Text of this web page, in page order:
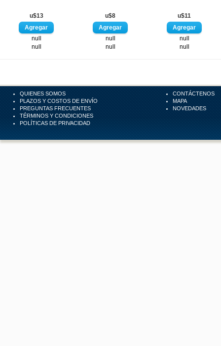
u$13
null
null
u$8
null
null
u$11
null
null
QUIENES SOMOS
PLAZOS Y COSTOS DE ENVÍO
PREGUNTAS FRECUENTES
TÉRMINOS Y CONDICIONES
POLÍTICAS DE PRIVACIDAD
CONTÁCTENOS
MAPA
NOVEDADES